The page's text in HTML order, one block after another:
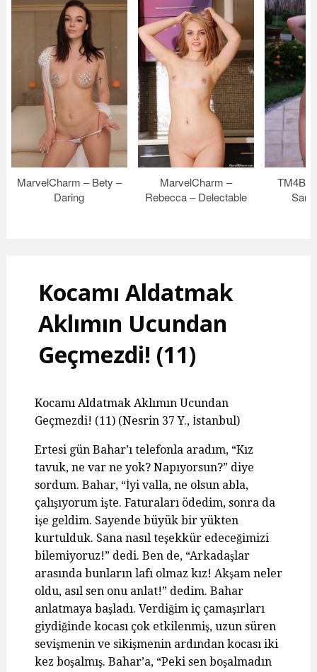
MarvelCharm – Bety –
Daring
MarvelCharm –
Rebecca – Delectable
TM4B
Kocamı Aldatmak
Aklımın Ucundan
Geçmezdi! (11)
Kocamı Aldatmak Aklımın Ucundan
Geçmezdi! (11) (Nesrin 37 Y., İstanbul)
Ertesi gün Bahar’ı telefonla aradım, “Kız
tavuk, ne var ne yok? Napıyorsun?” diye
sordum. Bahar, “İyi valla, ne olsun abla,
çalışıyorum işte. Faturaları ödedim, sonra da
işe geldim. Sayende büyük bir yükten
kurtulduk. Sana nasıl teşekkür edeceğimizi
bilemiyoruz!” dedi. Ben de, “Arkadaşlar
arasında bunların lafı olmaz kız! Akşam neler
oldu, asıl sen onu anlat!” dedim. Bahar
anlatmaya başladı. Verdiğim iç çamaşırları
giydiğinde kocası çok etkilenmiş, uzun süren
sevişmenin ve sikişmenin ardından kocası iki
kez boşalmış. Bahar’a, “Peki sen boşalmadın